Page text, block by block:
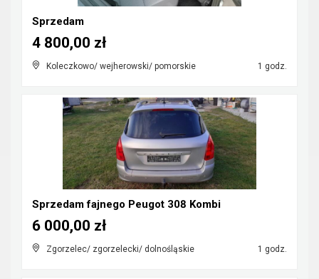
Sprzedam
Koleczkowo/ wejherowski/ pomorskie 1 godz.
4 800,00 zł
Sprzedam fajnego Peugot 308 Kombi
Zgorzelec/ zgorzelecki/ dolnośląskie 1 godz.
6 000,00 zł